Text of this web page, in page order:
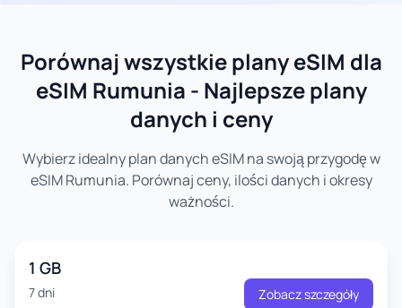
Porównaj wszystkie plany eSIM dla
eSIM Rumunia - Najlepsze plany
danych i ceny
Wybierz idealny plan danych eSIM na swoją przygodę w
eSIM Rumunia. Porównaj ceny, ilości danych i okresy
ważności.
1 GB
7 dni Zobacz szczegóły